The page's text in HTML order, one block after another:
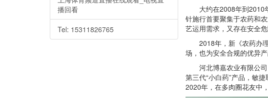
播回看
Tel: 15311826765
大约在2008年到2010年
针施行首要聚集于农药和
艺运用需求，又存在安全
2018年，新《农药办理
场，也为安全合规的优异
河北博嘉农业有限公司
第三代“小白药”产品，敏
2020年，在多肉圈花友中